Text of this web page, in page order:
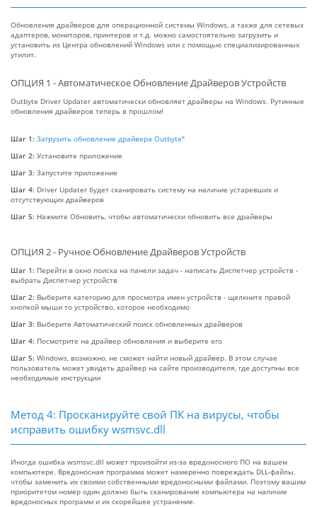
Обновления драйверов для операционной системы Windows, а также для сетевых
адаптеров, мониторов, принтеров и т.д. можно самостоятельно загрузить и
установить из Центра обновлений Windows или с помощью специализированных
утилит.
ОПЦИЯ 1 - Автоматическое Обновление Драйверов Устройств
Outbyte Driver Updater автоматически обновляет драйверы на Windows. Рутинные
обновления драйверов теперь в прошлом!
Шаг 1: Загрузить обновление драйвера Outbyte"
Шаг 2: Установите приложение
Шаг 3: Запустите приложение
Шаг 4: Driver Updater будет сканировать систему на наличие устаревших и
отсутствующих драйверов
Шаг 5: Нажмите Обновить, чтобы автоматически обновить все драйверы
ОПЦИЯ 2 - Ручное Обновление Драйверов Устройств
Шаг 1: Перейти в окно поиска на панели задач - написать Диспетчер устройств -
выбрать Диспетчер устройств
Шаг 2: Выберите категорию для просмотра имен устройств - щелкните правой
кнопкой мыши то устройство, которое необходимо
Шаг 3: Выберите Автоматический поиск обновленных драйверов
Шаг 4: Посмотрите на драйвер обновления и выберите его
Шаг 5: Windows, возможно, не сможет найти новый драйвер. В этом случае
пользователь может увидеть драйвер на сайте производителя, где доступны все
необходимые инструкции
Метод 4: Просканируйте свой ПК на вирусы, чтобы
исправить ошибку wsmsvc.dll
Иногда ошибка wsmsvc.dll может произойти из-за вредоносного ПО на вашем
компьютере. Вредоносная программа может намеренно повреждать DLL-файлы,
чтобы заменить их своими собственными вредоносными файлами. Поэтому вашим
приоритетом номер один должно быть сканирование компьютера на наличие
вредоносных программ и их скорейшее устранение.